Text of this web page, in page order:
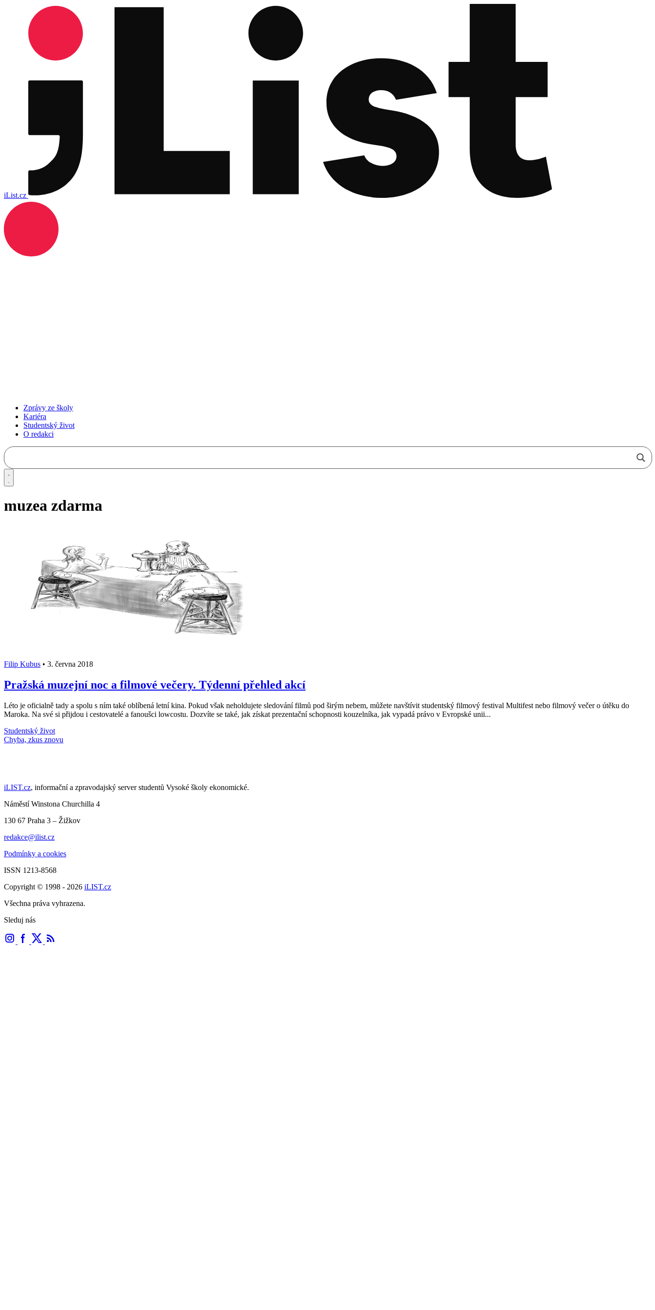
iList.cz
Zprávy ze školy
Kariéra
Studentský život
O redakci
muzea zdarma
Filip Kubus • 3. června 2018
Pražská muzejní noc a filmové večery. Týdenní přehled akcí
Léto je oficialně tady a spolu s ním také oblíbená letní kina. Pokud však neholdujete sledování filmů pod širým nebem, můžete navštívit studentský filmový festival Multifest nebo filmový večer o útěku do
Maroka. Na své si přijdou i cestovatelé a fanoušci lowcostu. Dozvíte se také, jak získat prezentační schopnosti kouzelníka, jak vypadá právo v Evropské unii...
Studentský život
Načti další články
iLIST.cz, informační a zpravodajský server studentů Vysoké školy ekonomické.
Náměstí Winstona Churchilla 4
130 67 Praha 3 – Žižkov
redakce@ilist.cz
Podmínky a cookies
ISSN 1213-8568
Copyright © 1998 - 2026 iLIST.cz
Všechna práva vyhrazena.
Sleduj nás